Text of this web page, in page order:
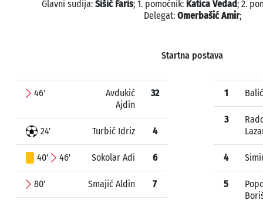
Glavni sudija: Šišić Faris; 1. pomoćnik: Katica Vedad; 2.
Delegat: Omerbašić Amir;
Startna postava
46'
Avdukić
Ajdin
32
24' Turbić Idriz 4
40' 46' Sokolar Adi 6
80' Smajić Aldin 7
1
3
4
5